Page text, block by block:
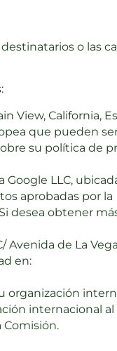
o las
View, California,
que pueden
su política de
Google LLC,
aprobadas por la
desea obtener
de La
en:
organización
internacional al
Comisión.